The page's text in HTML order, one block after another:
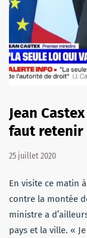
Jean
faut retenir
25 juillet 2020
En visite ce matin
contre la montée
ministre a
pays et la ville. «